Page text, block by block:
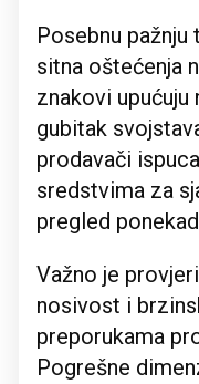
Posebnu
sitna oštećenja
znakovi upućuju
gubitak
prodavači
sredstvima za
pregled
Važno je
nosivost i
preporukama
Pogrešne